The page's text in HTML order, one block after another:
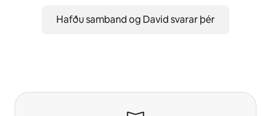
Hafðu samband og David svarar þér